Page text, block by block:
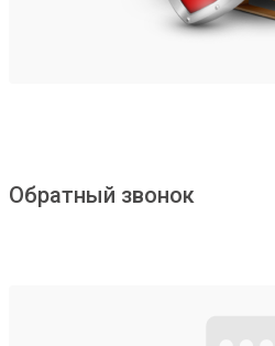
Обратный звонок